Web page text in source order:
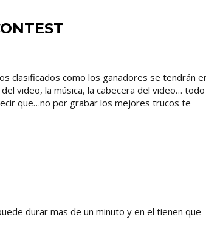
clasificados como los ganadores se tendrán
video, la música, la cabecera del video…
que…no por grabar los mejores trucos te
durar mas de un minuto y en el tienen que